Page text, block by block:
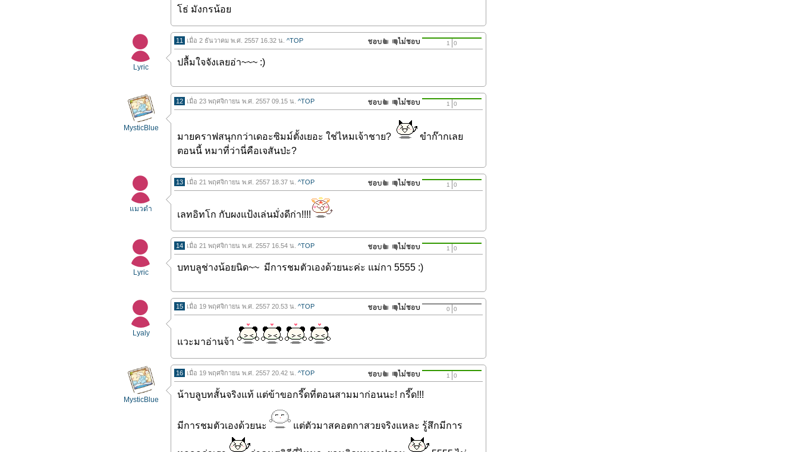
โธ่ มังกรน้อย
Lyric
11 เมื่อ 2 ธันวาคม พ.ศ. 2557 16.32 น. ^TOP 1 0
ปลื้มใจจังเลยอ่า~~~ :)
MysticBlue
12 เมื่อ 23 พฤศจิกายน พ.ศ. 2557 09.15 น. ^TOP 1 0
มายคราฟสนุกกว่าเดอะซิมม์ตั้งเยอะ ใช่ไหมเจ้าชาย?
ขำก๊ากเลย
ตอนนี้ หมาที่ว่านี่คือเจสันป่ะ?
แมวดำ
13 เมื่อ 21 พฤศจิกายน พ.ศ. 2557 18.37 น. ^TOP 1 0
เลทอิทโก กับผงแป้งเล่นมั่งดีก่า!!!!
Lyric
14 เมื่อ 21 พฤศจิกายน พ.ศ. 2557 16.54 น. ^TOP 1 0
บทบลูช่างน้อยนิด~~ มีการชมตัวเองด้วยนะค่ะ แม่กา 5555 :)
Lyaly
15 เมื่อ 19 พฤศจิกายน พ.ศ. 2557 20.53 น. ^TOP 0 0
แวะมาอ่านจ้า
MysticBlue
16 เมื่อ 19 พฤศจิกายน พ.ศ. 2557 20.42 น. ^TOP 1 0
น้าบลูบทสั้นจริงแท้ แต่ข้าขอกรี๊ดที่ตอนสามมาก่อนนะ! กรี๊ด!!!
มีการชมตัวเองด้วยนะ แต่ตัวมาสคอตกาสวยจริงแหละ รู้สึกมีการ